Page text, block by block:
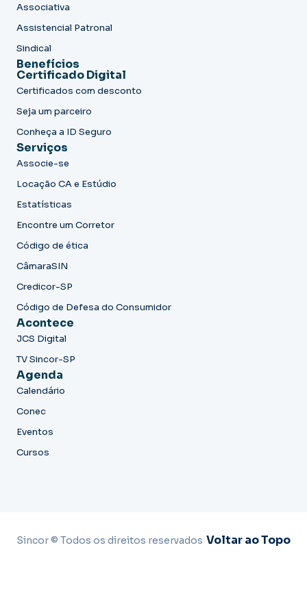
Associativa
Assistencial Patronal
Sindical
Benefícios
Certificado Digital
Certificados com desconto
Seja um parceiro
Conheça a ID Seguro
Serviços
Associe-se
Locação CA e Estúdio
Estatísticas
Encontre um Corretor
Código de ética
CâmaraSIN
Credicor-SP
Código de Defesa do Consumidor
Acontece
JCS Digital
TV Sincor-SP
Agenda
Calendário
Conec
Eventos
Cursos
Sincor © Todos os direitos reservados Voltar ao Topo